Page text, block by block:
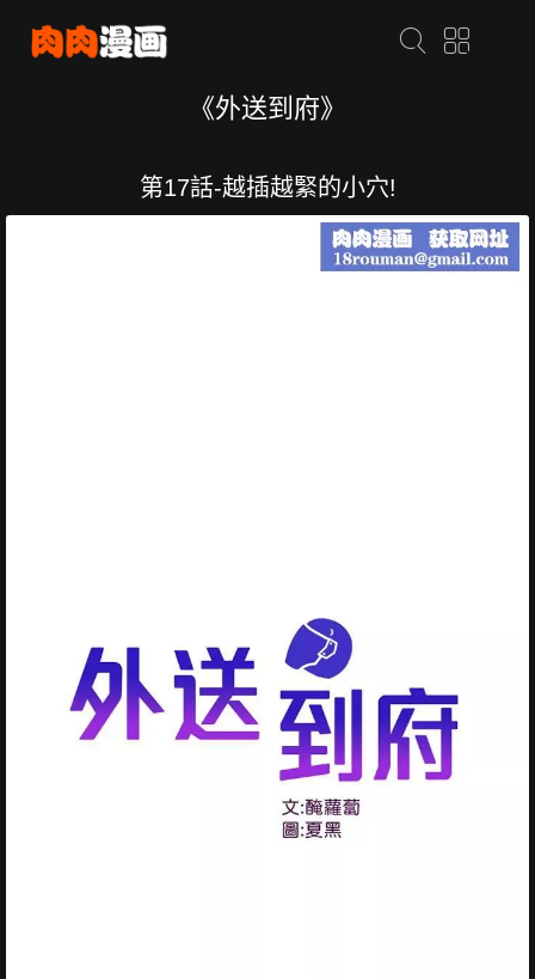
《外送到府》
第17話-越插越緊的小穴!